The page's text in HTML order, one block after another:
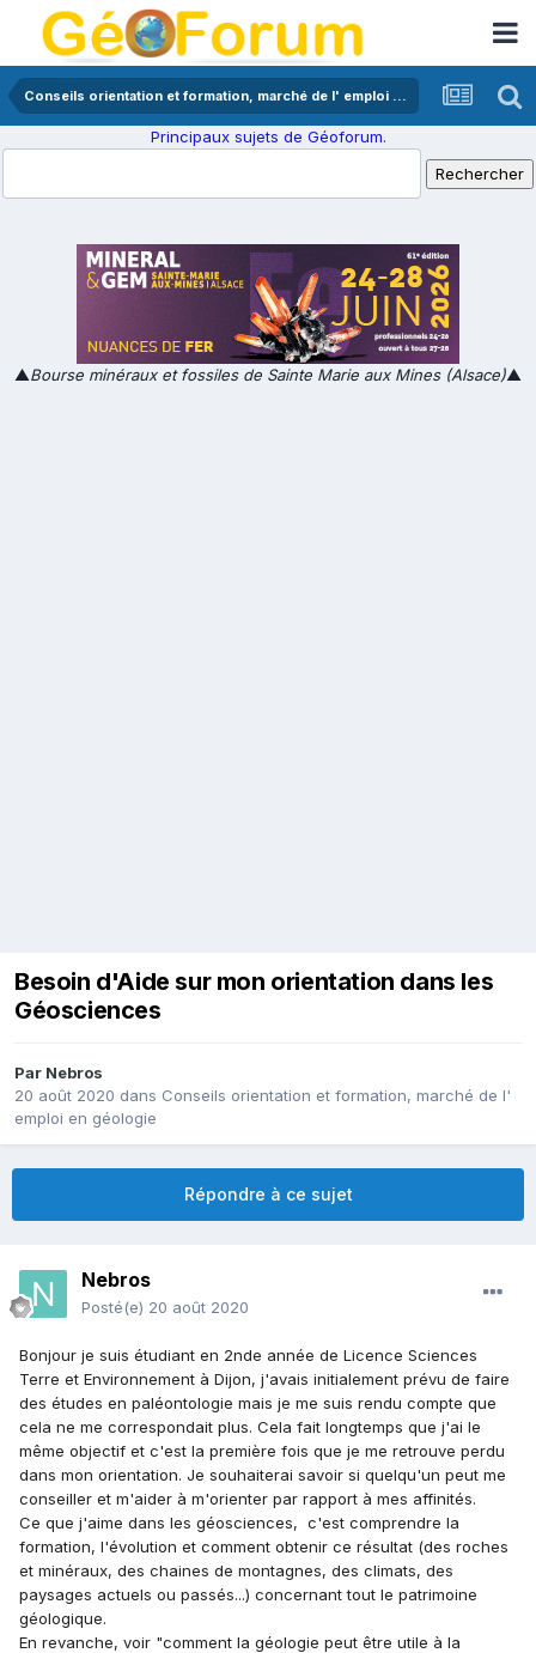
Conseils orientation et formation, marché de l' emploi en géologie
Principaux sujets de Géoforum.
▲Bourse minéraux et fossiles de Sainte Marie aux Mines (Alsace)▲
Besoin d'Aide sur mon orientation dans les
Géosciences
Par Nebros
20 août 2020 dans Conseils orientation et formation, marché de l'
emploi en géologie
Répondre à ce sujet
Nebros
Posté(e) 20 août 2020
Bonjour je suis étudiant en 2nde année de Licence Sciences
Terre et Environnement à Dijon, j'avais initialement prévu de faire
des études en paléontologie mais je me suis rendu compte que
cela ne me correspondait plus. Cela fait longtemps que j'ai le
même objectif et c'est la première fois que je me retrouve perdu
dans mon orientation. Je souhaiterai savoir si quelqu'un peut me
conseiller et m'aider à m'orienter par rapport à mes affinités.
Ce que j'aime dans les géosciences, c'est comprendre la
formation, l'évolution et comment obtenir ce résultat (des roches
et minéraux, des chaines de montagnes, des climats, des
paysages actuels ou passés...) concernant tout le patrimoine
géologique.
En revanche, voir "comment la géologie peut être utile à la